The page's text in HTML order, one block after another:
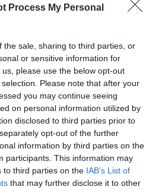
Process My Personal
the sale, sharing to third parties, or
or sensitive information for
please use the below opt-out
Please note that after your
you may continue seeing
on personal information utilized by
disclosed to third parties prior to
opt-out of the further
information by third parties on the
participants. This information may
to third parties on the IAB’s List of
that may further disclose it to other
που σου δείχνει με ποιον